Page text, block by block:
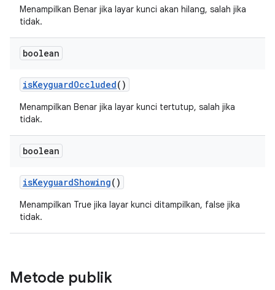
Menampilkan Benar jika layar kunci akan hilang, salah jika
tidak.
boolean
isKeyguardOccluded()
Menampilkan Benar jika layar kunci tertutup, salah jika
tidak.
boolean
isKeyguardShowing()
Menampilkan True jika layar kunci ditampilkan, false jika
tidak.
Metode publik